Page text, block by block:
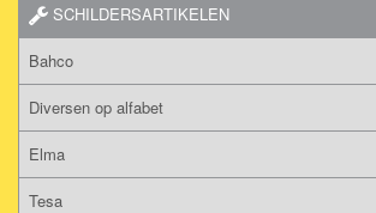
SCHILDERSARTIKELEN
Bahco
Diversen op alfabet
Elma
Tesa